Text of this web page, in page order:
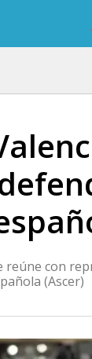
reúne con
(Ascer)